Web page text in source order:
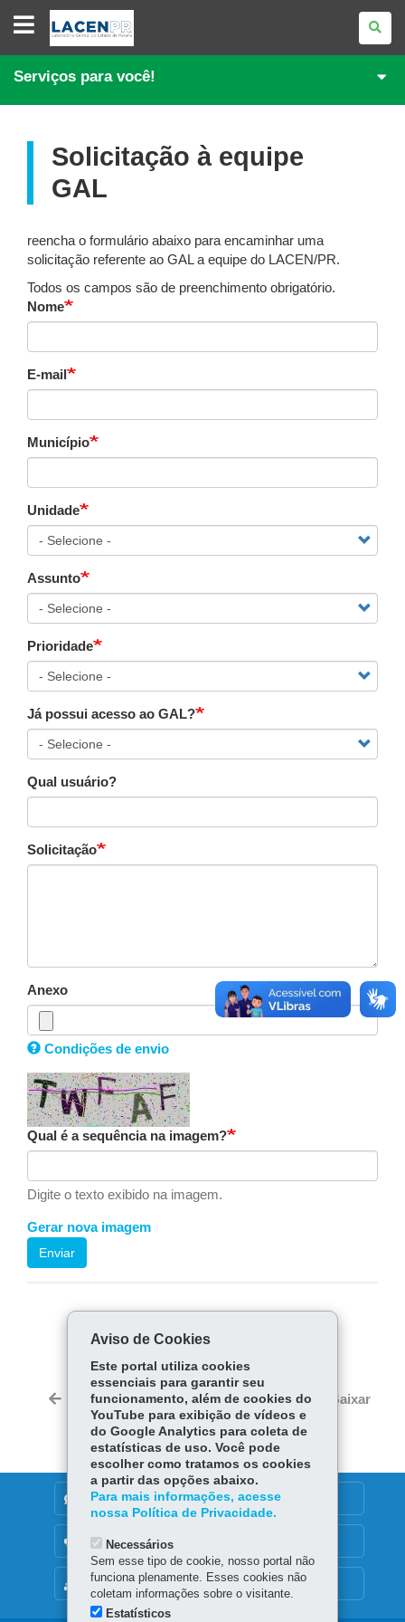
LABORATÓRIO
CENTRAL
DO
ESTADO
PARANÁ
Serviços para você!
Solicitação à equipe
GAL
reencha o formulário abaixo para encaminhar uma
solicitação referente ao GAL a equipe do LACEN/PR.
Todos os campos são de preenchimento obrigatório.
Nome
E-mail
Município
Unidade
Assunto
Prioridade
Já possui acesso ao GAL?
Qual usuário?
Solicitação
Anexo
Condições de envio
Qual é a sequência na imagem?
Digite o texto exibido na imagem.
Gerar nova imagem
Enviar
Twitter
Voltar Início Imprimir Baixar
MAPA DO SITE
DENUNCIE CORRUPÇÃO
OUVIDORIA
Aviso de Cookies
Este portal utiliza cookies
essenciais para garantir seu
funcionamento, além de cookies do
YouTube para exibição de vídeos e
do Google Analytics para coleta de
estatísticas de uso. Você pode
escolher como tratamos os cookies
a partir das opções abaixo.
Para mais informações, acesse
nossa Política de Privacidade.
Necessários
Sem esse tipo de cookie, nosso portal não
funciona plenamente. Esses cookies não
coletam informações sobre o visitante.
Estatísticos